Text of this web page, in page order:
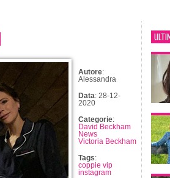
Autore:
Alessandra
Data: 28-12-
2020
Categorie:
David Beckham
News
Victoria Beckham
Tags:
coppie vip
instagram